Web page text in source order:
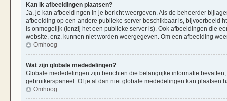
Kan ik afbeeldingen plaatsen?
Ja, je kan afbeeldingen in je bericht weergeven. Als de beheerder
afbeelding op een andere publieke server beschikbaar is, bijvoorbeeld
is onmogelijk (tenzij het een publieke server is). Ook afbeeldingen die
website, enz. kunnen niet worden weergegeven. Om een afbeelding
Omhoog
Wat zijn globale mededelingen?
Globale mededelingen zijn berichten die belangrijke informatie
gebruikerspaneel. Of je al dan niet globale mededelingen kan plaatsen
Omhoog